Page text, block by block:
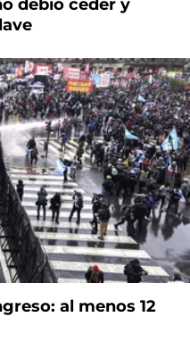
debió ceder y
al menos 12